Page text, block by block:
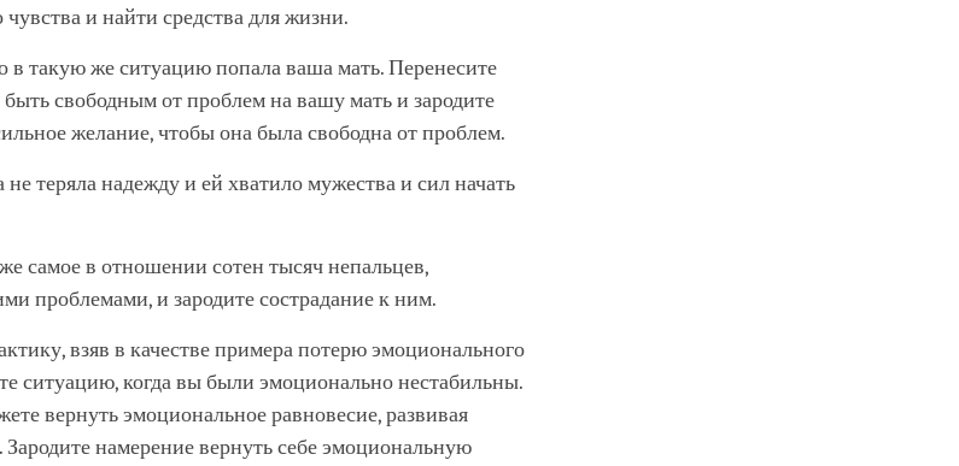
чувства и найти средства для жизни.
в такую же ситуацию попала ваша мать. Перенесите
свободным от проблем на вашу мать и зародите
желание, чтобы она была свободна от проблем.
теряла надежду и ей хватило мужества и сил начать
самое в отношении сотен тысяч непальцев,
проблемами, и зародите сострадание к ним.
взяв в качестве примера потерю эмоционального
ситуацию, когда вы были эмоционально нестабильны.
вернуть эмоциональное равновесие, развивая
намерение вернуть себе эмоциональную